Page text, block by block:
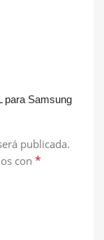
para Samsung
publicada.
con *